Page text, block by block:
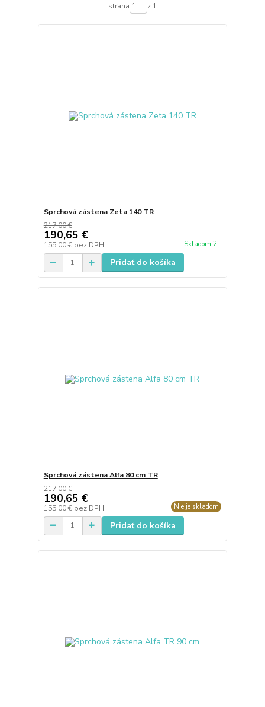
strana z 1
Sprchová zástena Zeta 140 TR
217,00 €
190,65 €
155,00 € bez DPH Skladom 2
Pridať do košíka
Sprchová zástena Alfa 80 cm TR
217,00 €
190,65 €
155,00 € bez DPH Nie je skladom
Pridať do košíka